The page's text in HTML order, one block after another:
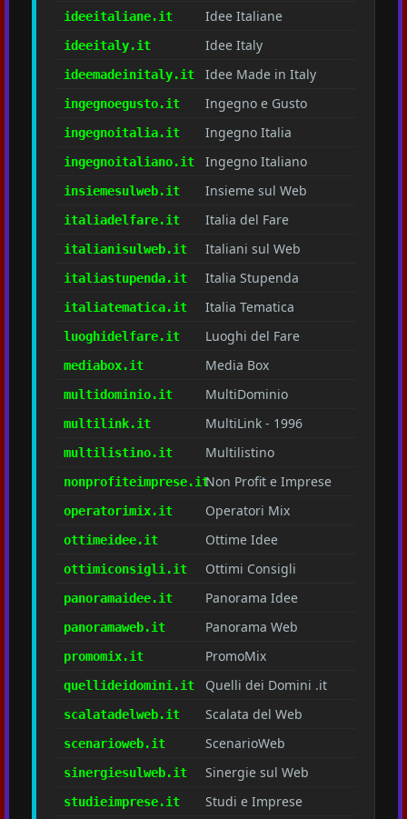
ideeitaliane.it Idee Italiane
ideeitaly.it Idee Italy
ideemadeinitaly.it Idee Made in Italy
ingegnoegusto.it Ingegno e Gusto
ingegnoitalia.it Ingegno Italia
ingegnoitaliano.it Ingegno Italiano
insiemesulweb.it Insieme sul Web
italiadelfare.it Italia del Fare
italianisulweb.it Italiani sul Web
italiastupenda.it Italia Stupenda
italiatematica.it Italia Tematica
luoghidelfare.it Luoghi del Fare
mediabox.it Media Box
multidominio.it MultiDominio
multilink.it MultiLink - 1996
multilistino.it Multilistino
nonprofiteimprese.itNon Profit e Imprese
operatorimix.it Operatori Mix
ottimeidee.it Ottime Idee
ottimiconsigli.it Ottimi Consigli
panoramaidee.it Panorama Idee
panoramaweb.it Panorama Web
promomix.it PromoMix
quellideidomini.it Quelli dei Domini .it
scalatadelweb.it Scalata del Web
scenarioweb.it ScenarioWeb
sinergiesulweb.it Sinergie sul Web
studieimprese.it Studi e Imprese